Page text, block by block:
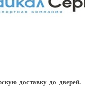
доставку до дверей.